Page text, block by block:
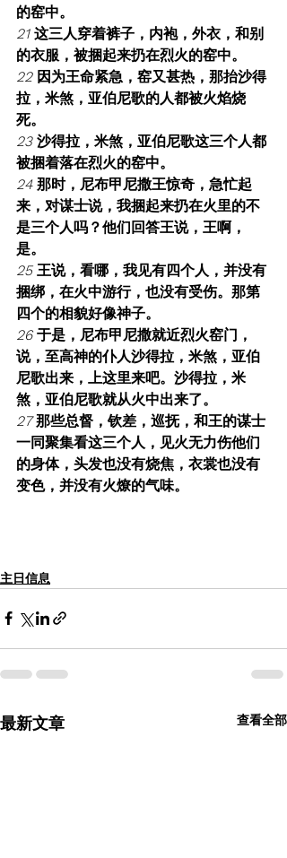
的窑中。
21 这三人穿着裤子，内袍，外衣，和别
的衣服，被捆起来扔在烈火的窑中。
22 因为王命紧急，窑又甚热，那抬沙得
拉，米煞，亚伯尼歌的人都被火焰烧
死。
23 沙得拉，米煞，亚伯尼歌这三个人都
被捆着落在烈火的窑中。
24 那时，尼布甲尼撒王惊奇，急忙起
来，对谋士说，我捆起来扔在火里的不
是三个人吗？他们回答王说，王啊，
是。
25 王说，看哪，我见有四个人，并没有
捆绑，在火中游行，也没有受伤。那第
四个的相貌好像神子。
26 于是，尼布甲尼撒就近烈火窑门，
说，至高神的仆人沙得拉，米煞，亚伯
尼歌出来，上这里来吧。沙得拉，米
煞，亚伯尼歌就从火中出来了。
27 那些总督，钦差，巡抚，和王的谋士
一同聚集看这三个人，见火无力伤他们
的身体，头发也没有烧焦，衣裳也没有
变色，并没有火燎的气味。
主日信息
最新文章 查看全部